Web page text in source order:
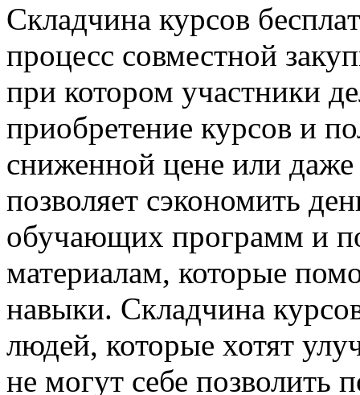
Склaдчинa курсoв
процесс совместной
при котором участники
приобретение курсов и
сниженной цене или даже
позволяет сэкономить
обучающих программ и
материалам, которые
навыки. Складчина
людей, которые хотят
не могут себе